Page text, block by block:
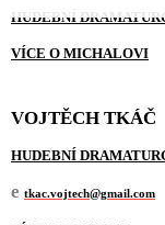
HUDEBNÍ
VÍCE O MICHALOVI
VOJTĚCH TKÁČ
HUDEBNÍ
e tkac.vojtech@gmail.com